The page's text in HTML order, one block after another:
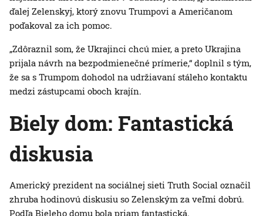
ďalej Zelenskyj, ktorý znovu Trumpovi a Američanom
poďakoval za ich pomoc.
„Zdôraznil som, že Ukrajinci chcú mier, a preto Ukrajina
prijala návrh na bezpodmienečné prímerie,“ doplnil s tým,
že sa s Trumpom dohodol na udržiavaní stáleho kontaktu
medzi zástupcami oboch krajín.
Biely dom: Fantastická
diskusia
Americký prezident na sociálnej sieti Truth Social označil
zhruba hodinovú diskusiu so Zelenským za veľmi dobrú.
Podľa Bieleho domu bola priam fantastická.